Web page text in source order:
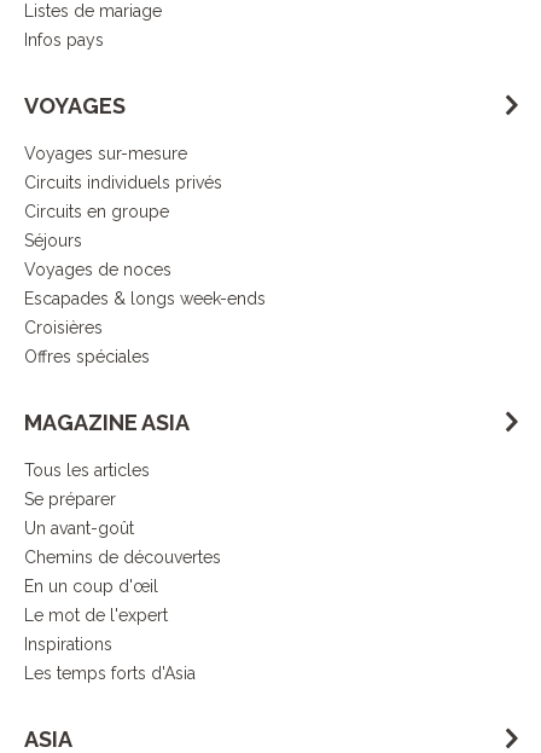
Listes de mariage
Infos pays
VOYAGES
Voyages sur-mesure
Circuits individuels privés
Circuits en groupe
Séjours
Voyages de noces
Escapades & longs week-ends
Croisières
Offres spéciales
MAGAZINE ASIA
Tous les articles
Se préparer
Un avant-goût
Chemins de découvertes
En un coup d'œil
Le mot de l'expert
Inspirations
Les temps forts d'Asia
ASIA